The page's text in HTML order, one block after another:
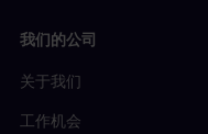
我们的公司
关于我们
工作机会